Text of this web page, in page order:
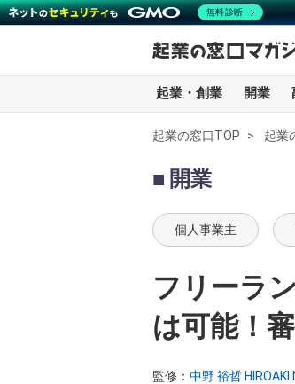
起業・創業 開業
会社設立・法人化
起業の窓口TOP 起業
開業
個人事業主
フリーラ
は可能！
監修： 中野 裕哲 HIROAKI
無料診断